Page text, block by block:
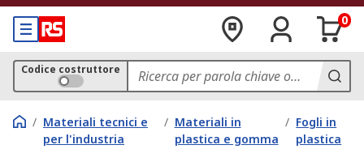
0
Codice costruttore
/ Materiali tecnici e
per l'industria
/ Materiali in
plastica e gomma
/ Fogli in
plastica